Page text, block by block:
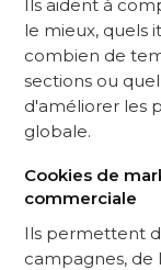
Ils aident à
le mieux, quels
combien de
sections ou
d'améliorer les
globale.
Cookies de
commerciale
Ils permettent
campagnes, de